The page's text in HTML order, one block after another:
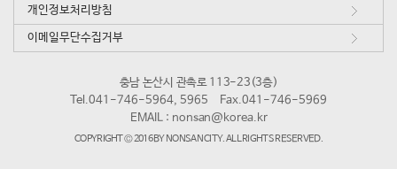
개인정보처리방침
이메일무단수집거부
충남 논산시 관촉로 113-23(3층)
Tel.041-746-5964, 5965
Fax.041-746-5969
EMAIL : nonsan@korea.kr
COPYRIGHT © 2016 BY NONSAN CITY. ALL RIGHTS RESERVED.